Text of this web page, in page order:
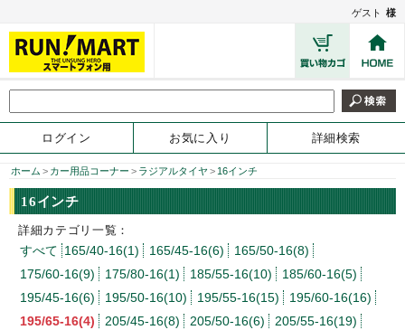
ゲスト 様
ログイン お気に入り 詳細検索
ホーム > カー用品コーナー > ラジアルタイヤ > 16インチ
16インチ
詳細カテゴリ一覧：
すべて 165/40-16(1) 165/45-16(6)
165/50-16(8)
175/60-16(9)
175/80-16(1) 185/55-16(10)
185/60-16(5)
195/45-16(6)
195/50-16(10) 195/55-16(15)
195/60-16(16)
195/65-16(4)
205/45-16(8) 205/50-16(6)
205/55-16(19)